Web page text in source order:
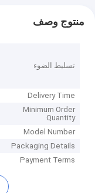
منتوج وصف
تسليط الضوء
Delivery Time
Minimum Order
Quantity
Model Number
Packaging Details
Payment Terms